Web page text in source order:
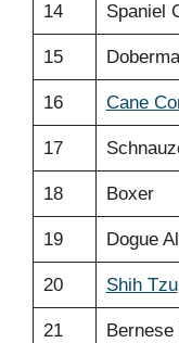
14 Spaniel
15
16 Cane
17
18 Boxer
19 Dogue
20 Shih Tzu
21